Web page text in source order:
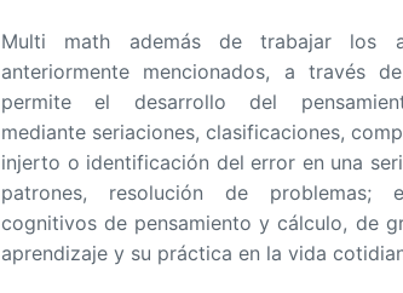
Multi math además de trabajar los
anteriormente mencionados, a través
permite el desarrollo del
mediante seriaciones, clasificaciones,
injerto o identificación del error en una
patrones, resolución de problemas;
cognitivos de pensamiento y cálculo, de
aprendizaje y su práctica en la vida